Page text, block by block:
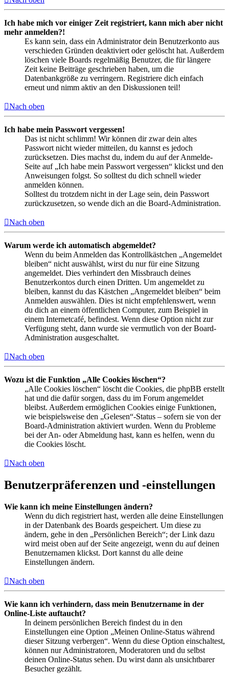
Ich habe mich vor einiger Zeit registriert, kann mich aber nicht
mehr anmelden?!
Es kann sein, dass ein Administrator dein Benutzerkonto aus
verschieden Gründen deaktiviert oder gelöscht hat. Außerdem
löschen viele Boards regelmäßig Benutzer, die für längere
Zeit keine Beiträge geschrieben haben, um die
Datenbankgröße zu verringern. Registriere dich einfach
erneut und nimm aktiv an den Diskussionen teil!
Nach oben
Ich habe mein Passwort vergessen!
Das ist nicht schlimm! Wir können dir zwar dein altes
Passwort nicht wieder mitteilen, du kannst es jedoch
zurücksetzen. Dies machst du, indem du auf der Anmelde-
Seite auf „Ich habe mein Passwort vergessen“ klickst und den
Anweisungen folgst. So solltest du dich schnell wieder
anmelden können.
Solltest du trotzdem nicht in der Lage sein, dein Passwort
zurückzusetzen, so wende dich an die Board-Administration.
Nach oben
Warum werde ich automatisch abgemeldet?
Wenn du beim Anmelden das Kontrollkästchen „Angemeldet
bleiben“ nicht auswählst, wirst du nur für eine Sitzung
angemeldet. Dies verhindert den Missbrauch deines
Benutzerkontos durch einen Dritten. Um angemeldet zu
bleiben, kannst du das Kästchen „Angemeldet bleiben“ beim
Anmelden auswählen. Dies ist nicht empfehlenswert, wenn
du dich an einem öffentlichen Computer, zum Beispiel in
einem Internetcafé, befindest. Wenn diese Option nicht zur
Verfügung steht, dann wurde sie vermutlich von der Board-
Administration ausgeschaltet.
Nach oben
Wozu ist die Funktion „Alle Cookies löschen“?
„Alle Cookies löschen“ löscht die Cookies, die phpBB erstellt
hat und die dafür sorgen, dass du im Forum angemeldet
bleibst. Außerdem ermöglichen Cookies einige Funktionen,
wie beispielsweise den „Gelesen“-Status – sofern sie von der
Board-Administration aktiviert wurden. Wenn du Probleme
bei der An- oder Abmeldung hast, kann es helfen, wenn du
die Cookies löscht.
Nach oben
Benutzerpräferenzen und -einstellungen
Wie kann ich meine Einstellungen ändern?
Wenn du dich registriert hast, werden alle deine Einstellungen
in der Datenbank des Boards gespeichert. Um diese zu
ändern, gehe in den „Persönlichen Bereich“; der Link dazu
wird meist oben auf der Seite angezeigt, wenn du auf deinen
Benutzernamen klickst. Dort kannst du alle deine
Einstellungen ändern.
Nach oben
Wie kann ich verhindern, dass mein Benutzername in der
Online-Liste auftaucht?
In deinem persönlichen Bereich findest du in den
Einstellungen eine Option „Meinen Online-Status während
dieser Sitzung verbergen“. Wenn du diese Option einschaltest,
können nur Administratoren, Moderatoren und du selbst
deinen Online-Status sehen. Du wirst dann als unsichtbarer
Besucher gezählt.